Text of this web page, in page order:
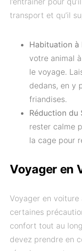
transport et qu’il
Habituation à
votre animal
le voyage.
dedans, en y
friandises.
Réduction du
rester calme
la cage pour
Voyager en
Voyager en
certaines
confort tout au
devez prendre en